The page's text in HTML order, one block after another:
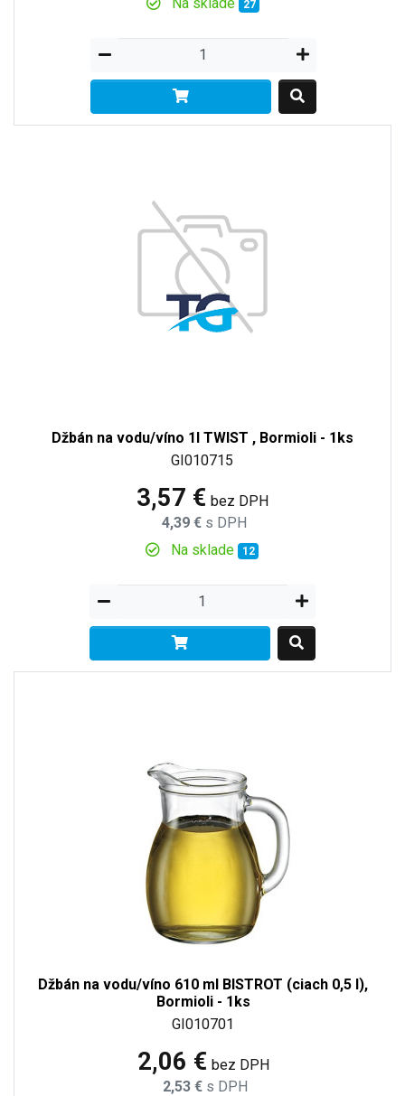
27
Džbán na vodu/víno 1l TWIST , Bormioli - 1ks
GI010715
3,57 € bez DPH
4,39 € s DPH
Na sklade
12
Džbán na vodu/víno 610 ml BISTROT (ciach 0,5 l),
Bormioli - 1ks
GI010701
2,06 € bez DPH
2,53 € s DPH